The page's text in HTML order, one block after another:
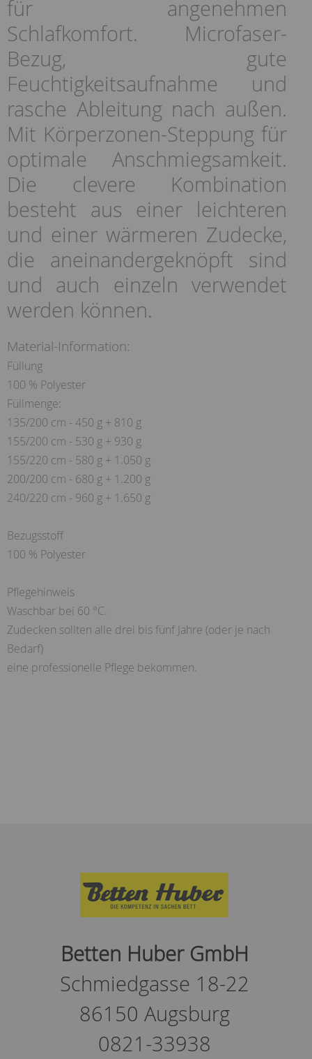
für angenehmen
Schlafkomfort. Microfaser-
Bezug, gute
Feuchtigkeitsaufnahme und
rasche Ableitung nach außen.
Mit Körperzonen-Steppung für
optimale Anschmiegsamkeit.
Die clevere Kombination
besteht aus einer leichteren
und einer wärmeren Zudecke,
die aneinandergeknöpft sind
und auch einzeln verwendet
Material-Information:
Füllung
100 % Polyester
Füllmenge:
135/200 cm - 450 g + 810 g
155/200 cm - 530 g + 930 g
155/220 cm - 580 g + 1.050 g
200/200 cm - 680 g + 1.200 g
240/220 cm - 960 g + 1.650 g
Bezugsstoff
100 % Polyester
Pflegehinweis
Waschbar bei 60 °C.
Zudecken sollten alle drei bis fünf Jahre (oder je nach
Bedarf)
eine professionelle Pflege bekommen.
Betten Huber GmbH
Schmiedgasse 18-22
86150 Augsburg
0821-33938